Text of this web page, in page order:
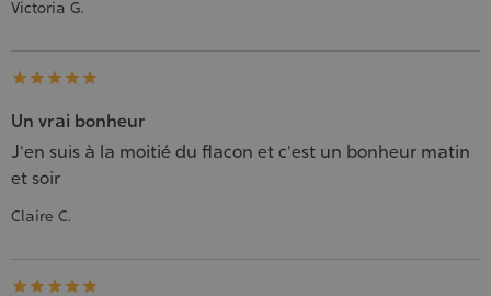
Victoria G.
    
Un vrai bonheur
J'en suis à la moitié du flacon et c'est un bonheur matin
et soir
Claire C.
    